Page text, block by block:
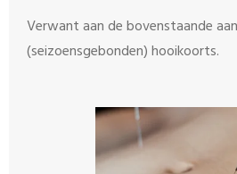
Verwant aan de bovenstaande
(seizoensgebonden) hooikoorts.